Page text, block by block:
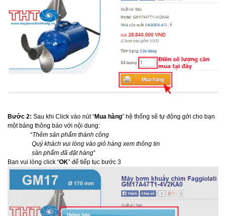
Bước 2: Sau khi Click vào nút “Mua hàng” hệ thống sẽ tự động gởi cho bạn
một bảng thông báo với nội dung:
“Thêm sản phẩm thành công
Quý khách vui lòng vào giỏ hàng xem thông tin
sản phẩm đã đặt hàng”
Bạn vui lòng click “OK” để tiếp tục bước 3